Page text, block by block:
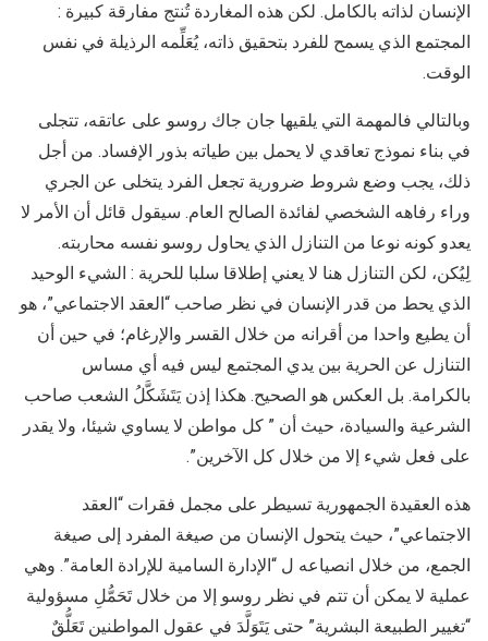
الإنسان لذاته بالكامل. لكن هذه المغاردة تُنتج مفارقة كبيرة :
المجتمع الذي يسمح للفرد بتحقيق ذاته، يُعَلِّمه الرذيلة في نفس
الوقت.
وبالتالي فالمهمة التي يلقيها جان جاك روسو على عاتقه، تتجلى
في بناء نموذج تعاقدي لا يحمل بين طياته بذور الإفساد. من أجل
ذلك، يجب وضع شروط ضرورية تجعل الفرد يتخلى عن الجري
وراء رفاهه الشخصي لفائدة الصالح العام. سيقول قائل أن الأمر لا
يعدو كونه نوعا من التنازل الذي يحاول روسو نفسه محاربته.
لِيُكن، لكن التنازل هنا لا يعني إطلاقا سلبا للحرية : الشيء الوحيد
الذي يحط من قدر الإنسان في نظر صاحب “العقد الاجتماعي”، هو
أن يطيع واحدا من أقرانه من خلال القسر والإرغام؛ في حين أن
التنازل عن الحرية بين يدي المجتمع ليس فيه أي مساس
بالكرامة. بل العكس هو الصحيح. هكذا إذن يَتَشَكَّلُ الشعب صاحب
الشرعية والسيادة، حيث أن ” كل مواطن لا يساوي شيئا، ولا يقدر
على فعل شيء إلا من خلال كل الآخرين”.
هذه العقيدة الجمهورية تسيطر على مجمل فقرات “العقد
الاجتماعي”، حيث يتحول الإنسان من صيغة المفرد إلى صيغة
الجمع، من خلال انصياعه ل “الإدارة السامية للإرادة العامة”. وهي
عملية لا يمكن أن تتم في نظر روسو إلا من خلال تَحَمُّلِ مسؤولية
“تغيير الطبيعة البشرية” حتى يَتَوَلَّدَ في عقول المواطنين تَعَلُّقٌ